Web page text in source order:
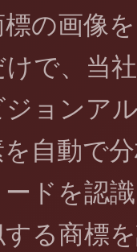
の画像
けで、当
ジョンア
自動で
ドを認
る商標